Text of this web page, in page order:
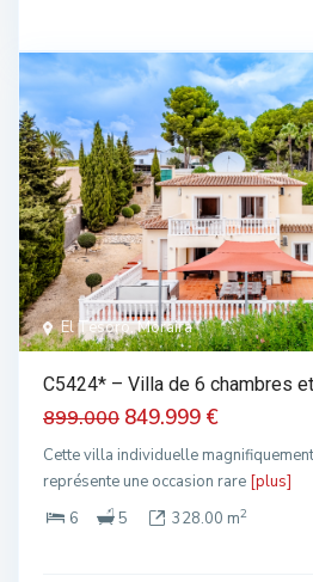
El Tesoro, Moraira
C5424* – Villa de 6 chambres
899.000 849.999 €
Cette villa individuelle
représente une occasion rare [plus]
6
5 328.00 m2